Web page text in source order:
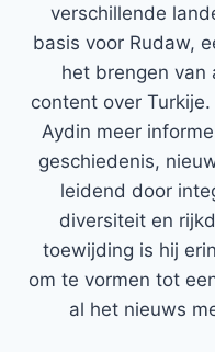
verschillende
basis voor Rudaw,
het brengen van
content over
Aydin meer
geschiedenis,
leidend door
diversiteit en
toewijding is hij
om te vormen tot
al het nieuws